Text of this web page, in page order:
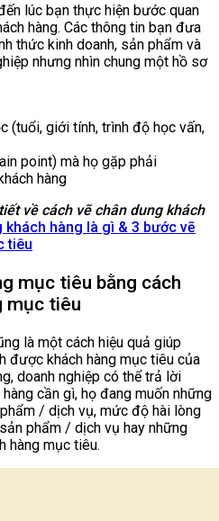
lúc bạn thực hiện bước quan
hàng. Các thông tin bạn đưa
thức kinh doanh, sản phẩm và
nhưng nhìn chung một hồ sơ
(tuổi, giới tính, trình độ học vấn,
point) mà họ gặp phải
hàng
về cách vẽ chân dung khách
khách hàng là gì & 3 bước vẽ
tiêu
mục tiêu bằng cách
mục tiêu
là một cách hiệu quả giúp
được khách hàng mục tiêu của
doanh nghiệp có thể trả lời
cần gì, họ đang muốn những
/ dịch vụ, mức độ hài lòng
phẩm / dịch vụ hay những
hàng mục tiêu.